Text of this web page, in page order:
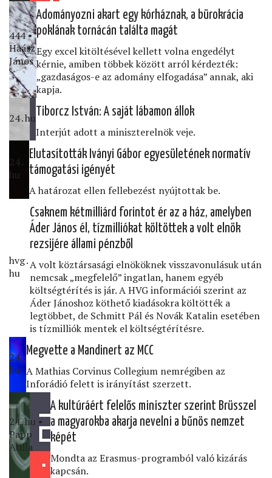
444 •
Haász
János
Adományozni akart egy kórháznak, a bürokrácia
poklának tornácán találta magát
Egy excel kitöltésével kellett volna engedélyt
kérnie, amiben többek között arról kérdezték:
„gazdaságos-e az adomány elfogadása” annak, aki
kapja.
24․hu Tiborcz István: A saját lábamon állok
Interjút adott a miniszterelnök veje.
24․
hu
Elutasították Iványi Gábor egyesületének normatív
támogatási igényét
A határozat ellen fellebezést nyújtottak be.
hvg․
hu
Csaknem kétmilliárd forintot ér az a ház, amelyben
Áder János él, tízmilliókat költöttek a volt elnök
rezsijére állami pénzből
A volt köztársasági elnököknek visszavonulásuk után
nemcsak „megfelelő” ingatlan, hanem egyéb
költségtérítés is jár. A HVG információi szerint az
Áder Jánoshoz köthető kiadásokra költötték a
legtöbbet, de Schmitt Pál és Novák Katalin esetében
is tízmilliók mentek el költségtérítésre.
24․
hu
Megvette a Mandinert az MCC
A Mathias Corvinus Collegium nemrégiben az
Inforádió felett is irányítást szerzett.
24․hu •
Papp
Atilla
A kultúráért felelős miniszter szerint Brüsszel
a magyarokba akarja nevelni a bűnös nemzet
képét
Mondta az Erasmus-programból való kizárás
kapcsán.